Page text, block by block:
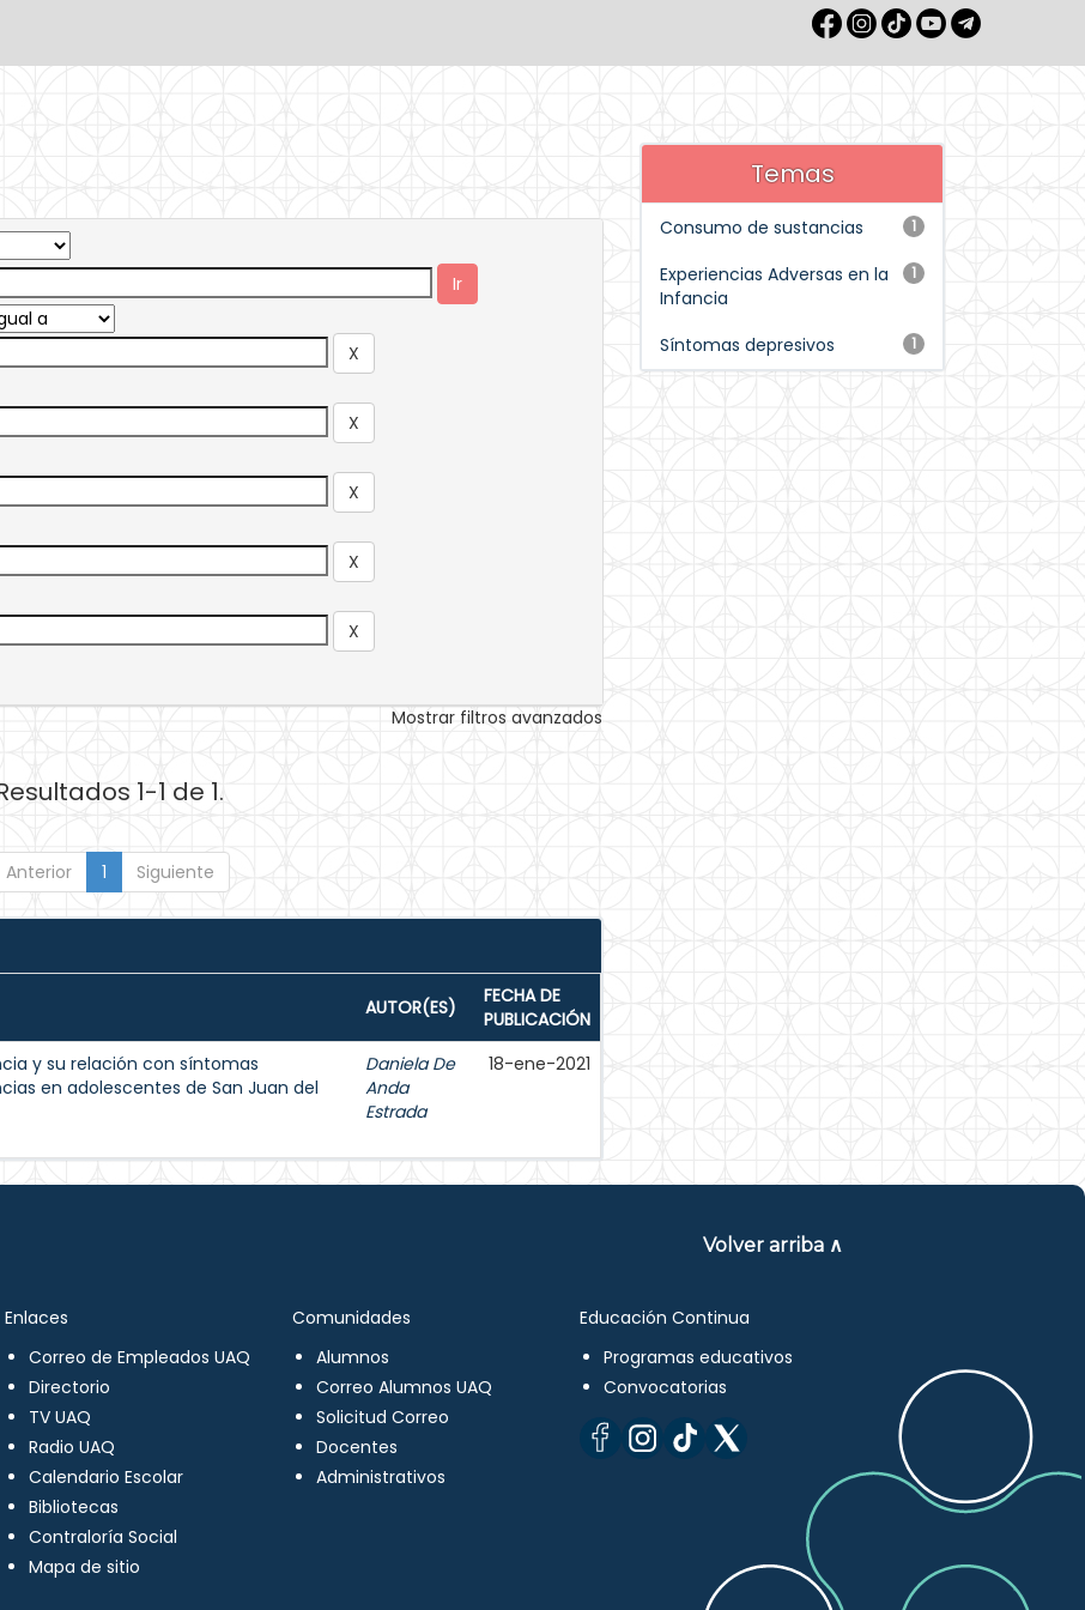
Mostrar filtros avanzados
1-1 de 1.
Anterior 1 Siguiente
AUTOR(ES)
FECHA DE
PUBLICACIÓN
y su relación con síntomas
en adolescentes de San Juan del
Daniela De
Anda
Estrada
18-ene-2021
Temas
1
Consumo de sustancias
1
Experiencias Adversas en la
Infancia
1
Síntomas depresivos
Volver arriba ∧
Enlaces
Correo de Empleados UAQ
Directorio
TV UAQ
Radio UAQ
Calendario Escolar
Bibliotecas
Contraloría Social
Mapa de sitio
Comunidades
Alumnos
Correo Alumnos UAQ
Solicitud Correo
Docentes
Administrativos
Educación Continua
Programas educativos
Convocatorias